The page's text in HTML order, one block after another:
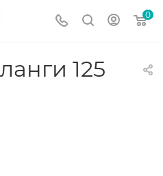
0
125